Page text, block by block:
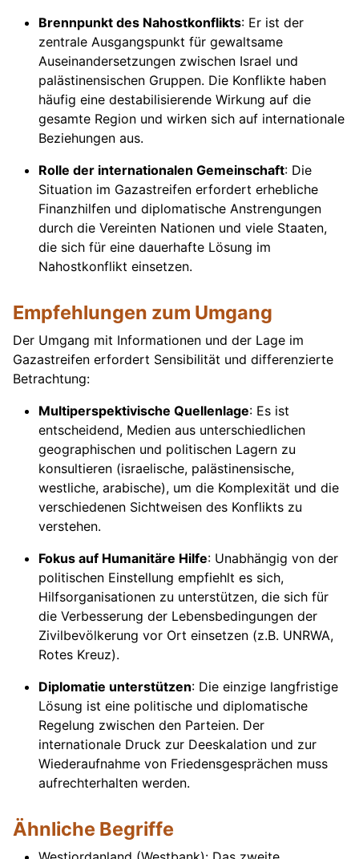
Brennpunkt des Nahostkonflikts: Er ist der
zentrale Ausgangspunkt für gewaltsame
Auseinandersetzungen zwischen Israel und
palästinensischen Gruppen. Die Konflikte haben
häufig eine destabilisierende Wirkung auf die
gesamte Region und wirken sich auf internationale
Beziehungen aus.
Rolle der internationalen Gemeinschaft: Die
Situation im Gazastreifen erfordert erhebliche
Finanzhilfen und diplomatische Anstrengungen
durch die Vereinten Nationen und viele Staaten,
die sich für eine dauerhafte Lösung im
Nahostkonflikt einsetzen.
Empfehlungen zum Umgang
Der Umgang mit Informationen und der Lage im
Gazastreifen erfordert Sensibilität und differenzierte
Betrachtung:
Multiperspektivische Quellenlage: Es ist
entscheidend, Medien aus unterschiedlichen
geographischen und politischen Lagern zu
konsultieren (israelische, palästinensische,
westliche, arabische), um die Komplexität und die
verschiedenen Sichtweisen des Konflikts zu
verstehen.
Fokus auf Humanitäre Hilfe: Unabhängig von der
politischen Einstellung empfiehlt es sich,
Hilfsorganisationen zu unterstützen, die sich für
die Verbesserung der Lebensbedingungen der
Zivilbevölkerung vor Ort einsetzen (z.B. UNRWA,
Rotes Kreuz).
Diplomatie unterstützen: Die einzige langfristige
Lösung ist eine politische und diplomatische
Regelung zwischen den Parteien. Der
internationale Druck zur Deeskalation und zur
Wiederaufnahme von Friedensgesprächen muss
aufrechterhalten werden.
Ähnliche Begriffe